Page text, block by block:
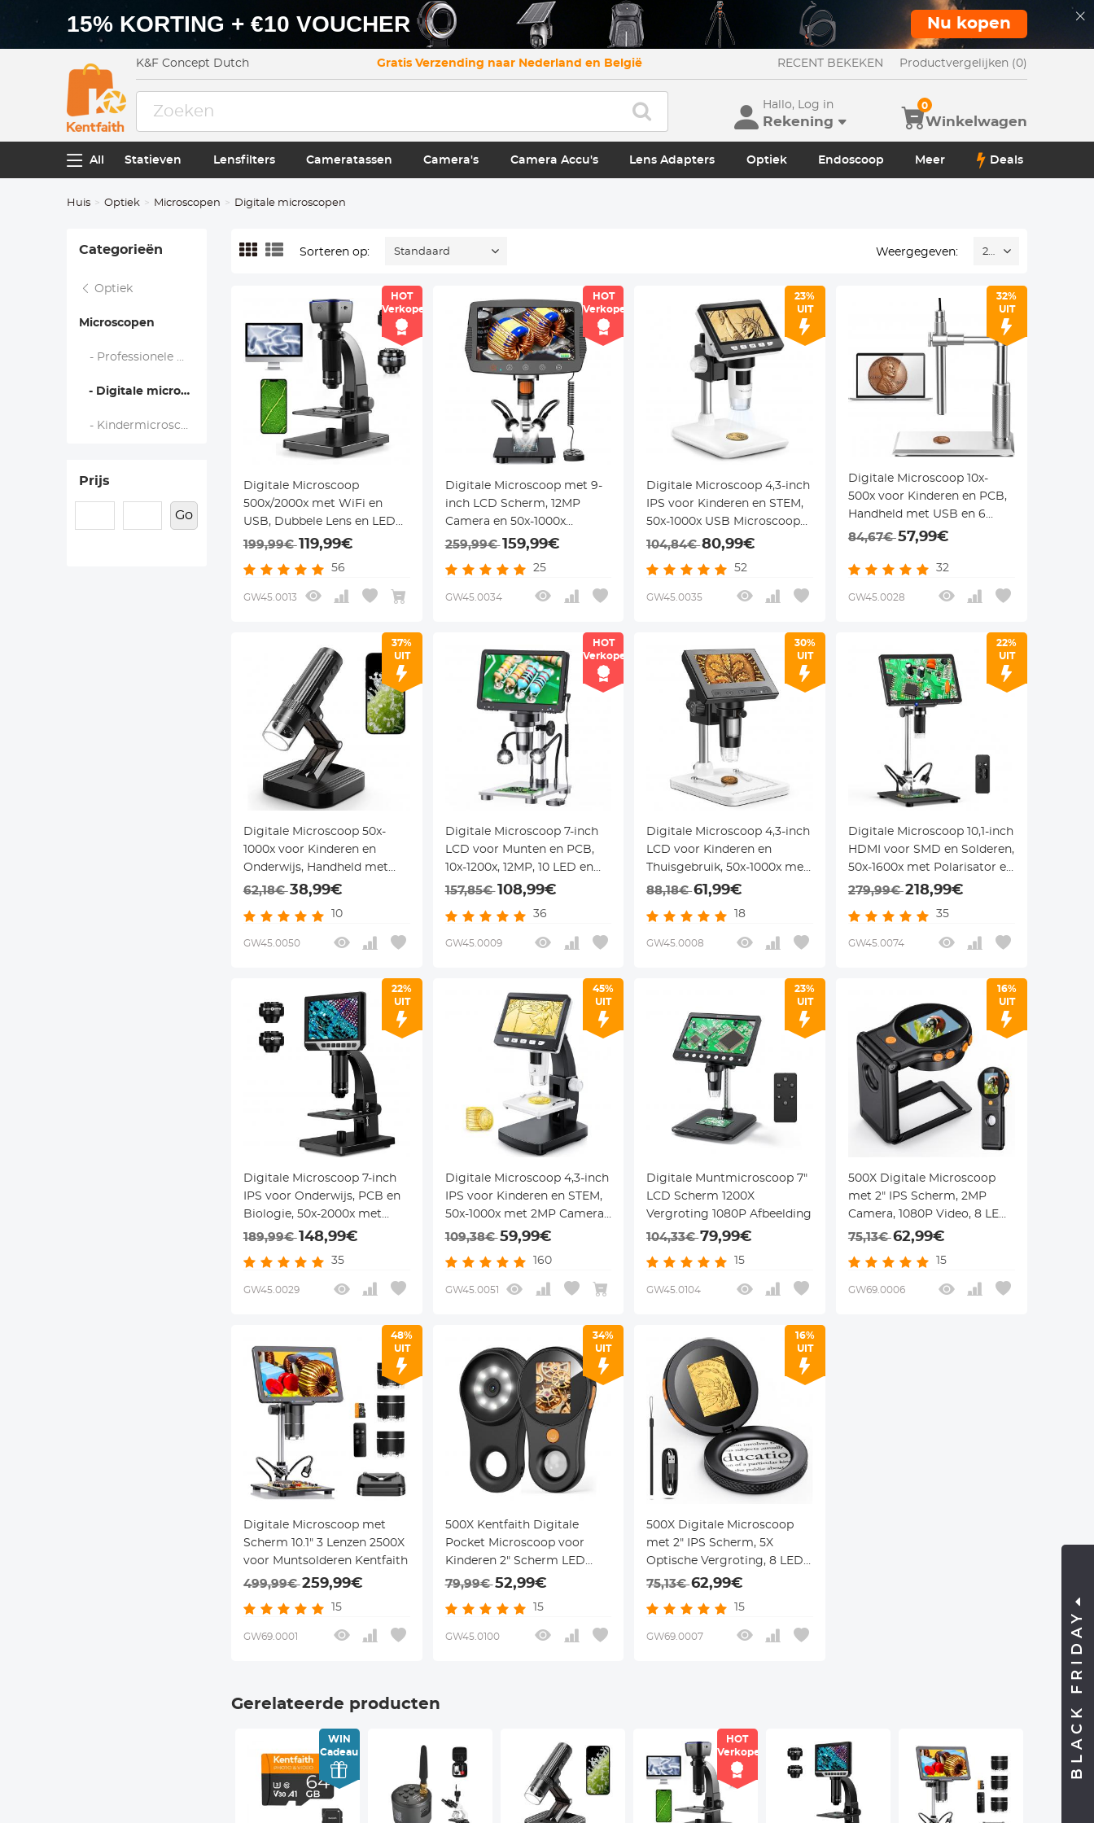
15% KORTING + €10 VOUCHER Nu kopen
K&F Concept Dutch Gratis Verzending naar Nederland en België RECENT BEKEKEN Productvergelijken (0)
Hallo, Log in
Rekening Winkelwagen
0
All Statieven Lensfilters Cameratassen Camera's Camera Accu's Lens Adapters Optiek Endoscoop Meer Deals
Huis Optiek Microscopen Digitale microscopen
Categorieën
Optiek
Microscopen
- Professionele Microscopen
- Digitale microscopen
- Kindermicroscoop
Prijs
Go
Sorteren op: Standaard Weergegeven: 24
HOT
Verkoper
Digitale Microscoop
500x/2000x met WiFi en
USB, Dubbele Lens en LED
voor Kinderen, Onderwijs en
199,99€119,99€
56
GW45.0013
HOT
Verkoper
Digitale Microscoop met 9-
inch LCD Scherm, 12MP
Camera en 50x-1000x
Vergroting voor Munten,
259,99€159,99€
25
GW45.0034
23%
UIT
Digitale Microscoop 4,3-inch
IPS voor Kinderen en STEM,
50x-1000x USB Microscoop
met 8 LED-lampen
104,84€80,99€
52
GW45.0035
32%
UIT
Digitale Microscoop 10x-
500x voor Kinderen en PCB,
Handheld met USB en 6
LED-lampen
84,67€57,99€
32
GW45.0028
37%
UIT
Digitale Microscoop 50x-
1000x voor Kinderen en
Onderwijs, Handheld met
WiFi, USB en 8 LED-lampen
62,18€38,99€
10
GW45.0050
HOT
Verkoper
Digitale Microscoop 7-inch
LCD voor Munten en PCB,
10x-1200x, 12MP, 10 LED en
Bedrade Afstandsbediening
157,85€ 108,99€
36
GW45.0009
30%
UIT
Digitale Microscoop 4,3-inch
LCD voor Kinderen en
Thuisgebruik, 50x-1000x met
8 LED-lampen
88,18€61,99€
18
GW45.0008
22%
UIT
Digitale Microscoop 10,1-inch
HDMI voor SMD en Solderen,
50x-1600x met Polarisator en
Afstandsbediening
279,99€218,99€
35
GW45.0074
22%
UIT
Digitale Microscoop 7-inch
IPS voor Onderwijs, PCB en
Biologie, 50x-2000x met
Dubbele Lens en 12MP
189,99€148,99€
35
GW45.0029
45%
UIT
Digitale Microscoop 4,3-inch
IPS voor Kinderen en STEM,
50x-1000x met 2MP Camera
en 8 LED-lampen
109,38€59,99€
160
GW45.0051
23%
UIT
Digitale Muntmicroscoop 7"
LCD Scherm 1200X
Vergroting 1080P Afbeelding
104,33€79,99€
15
GW45.0104
16%
UIT
500X Digitale Microscoop
met 2" IPS Scherm, 2MP
Camera, 1080P Video, 8 LED-
lampen, Opvouwbaar
Oplaadbaar
75,13€62,99€
15
GW69.0006
48%
UIT
Digitale Microscoop met
Scherm 10.1" 3 Lenzen 2500X
voor Muntsolderen Kentfaith
499,99€259,99€
15
GW69.0001
34%
UIT
500X Kentfaith Digitale
Pocket Microscoop voor
Kinderen 2" Scherm LED
Verlichting Draagbaar USB
79,99€52,99€
15
GW45.0100
16%
UIT
500X Digitale Microscoop
met 2" IPS Scherm, 5X
Optische Vergroting, 8 LED
Lampen, 1080P Video, Type-
75,13€62,99€
15
GW69.0007
Gerelateerde producten
WIN
Cadeau
HOT
Verkoper
BLACK FRIDAY